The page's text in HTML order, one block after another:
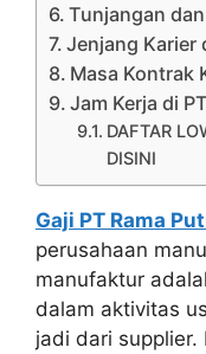
Tunjangan
Jenjang Karier
Masa Kontrak
Jam Kerja di
DAFTAR
DISINI
Gaji PT Rama
perusahaan
manufaktur
dalam aktivitas
jadi dari supplier.